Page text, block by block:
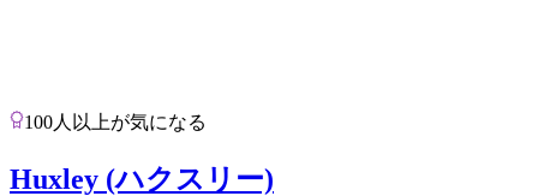
100人以上が気になる
Huxley (ハクスリー)